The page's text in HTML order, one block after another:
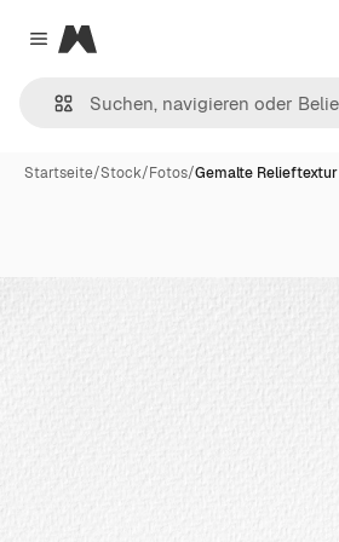
Close menu
Magnific
Startseite/Stock/Fotos/Gemalte Relieftextur